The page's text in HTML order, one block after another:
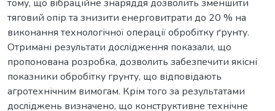
тому, що вібраційне знаряддя дозволить зменшити
тяговий опір та знизити енерговитрати до 20 % на
виконання технологічної операції обробітку ґрунту.
Отримані результати дослідження показали, що
пропонована розробка, дозволить забезпечити якісні
показники обробітку грунту, що відповідають
агротехнічним вимогам. Крім того за результатами
досліджень визначено, що конструктивне технічне